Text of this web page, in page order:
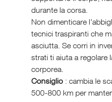
durante la corsa.
Non dimenticare
tecnici traspiranti che
asciutta. Se corri in
strati ti aiuta a regolare
corporea.
Consiglio : cambia le
500-800 km per